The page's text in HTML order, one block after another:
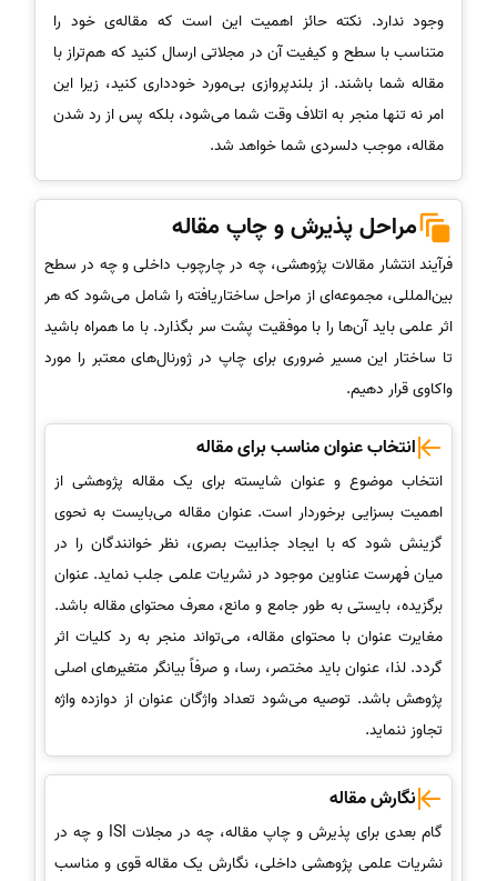
وجود ندارد. نکته حائز اهمیت این است که مقاله‌ی خود را
متناسب با سطح و کیفیت آن در مجلاتی ارسال کنید که هم‌تراز با
مقاله شما باشند. از بلندپروازی بی‌مورد خودداری کنید، زیرا این
امر نه تنها منجر به اتلاف وقت شما می‌شود، بلکه پس از رد شدن
مقاله، موجب دلسردی شما خواهد شد.
مراحل پذیرش و چاپ مقاله
فرآیند انتشار مقالات پژوهشی، چه در چارچوب داخلی و چه در سطح
بین‌المللی، مجموعه‌ای از مراحل ساختاریافته را شامل می‌شود که هر
اثر علمی باید آن‌ها را با موفقیت پشت سر بگذارد. با ما همراه باشید
تا ساختار این مسیر ضروری برای چاپ در ژورنال‌های معتبر را مورد
واکاوی قرار دهیم.
انتخاب عنوان مناسب برای مقاله
انتخاب موضوع و عنوان شایسته برای یک مقاله پژوهشی از
اهمیت بسزایی برخوردار است. عنوان مقاله می‌بایست به نحوی
گزینش شود که با ایجاد جذابیت بصری، نظر خوانندگان را در
میان فهرست عناوین موجود در نشریات علمی جلب نماید. عنوان
برگزیده، بایستی به طور جامع و مانع، معرف محتوای مقاله باشد.
مغایرت عنوان با محتوای مقاله، می‌تواند منجر به رد کلیات اثر
گردد. لذا، عنوان باید مختصر، رسا، و صرفاً بیانگر متغیرهای اصلی
پژوهش باشد. توصیه می‌شود تعداد واژگان عنوان از دوازده واژه
تجاوز ننماید.
نگارش مقاله
گام بعدی برای پذیرش و چاپ مقاله، چه در مجلات ISI و چه در
نشریات علمی پژوهشی داخلی، نگارش یک مقاله قوی و مناسب